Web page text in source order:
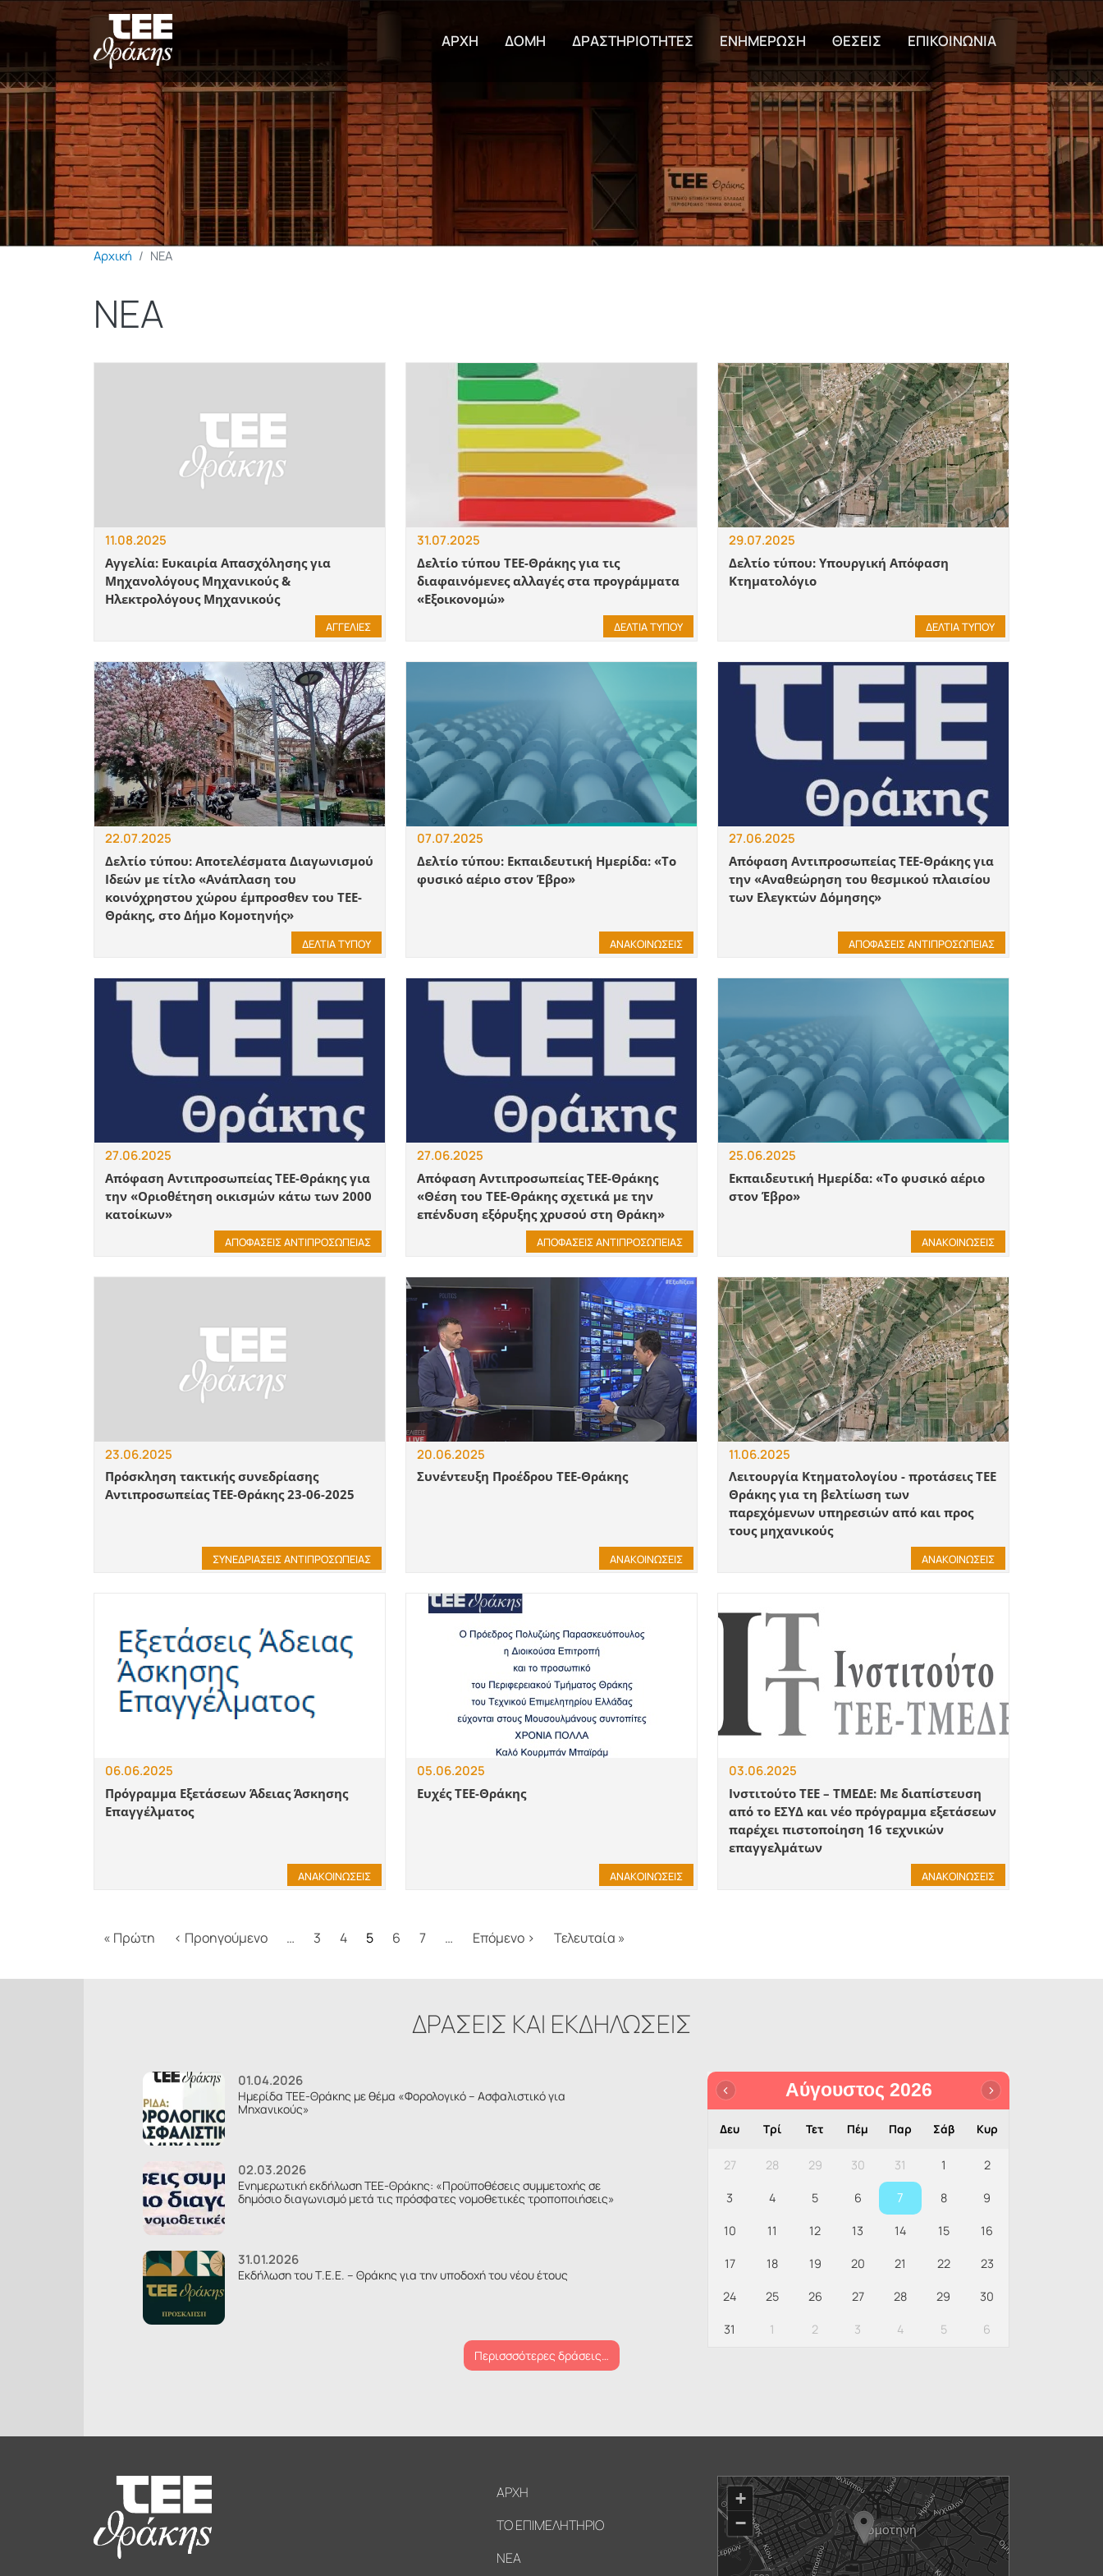
Παράκαμψη προς το κυρίως περιεχόμενο
ΑΡΧΗ ΔΟΜΗ ΔΡΑΣΤΗΡΙΟΤΗΤΕΣ ΕΝΗΜΕΡΩΣΗ ΘΕΣΕΙΣ ΕΠΙΚΟΙΝΩΝΙΑ
Αρχική ΝΕΑ
ΝΕΑ
11.08.2025
Αγγελία: Ευκαιρία Απασχόλησης για
Μηχανολόγους Μηχανικούς &
Ηλεκτρολόγους Μηχανικούς
ΑΓΓΕΛΙΕΣ
31.07.2025
Δελτίο τύπου ΤΕΕ-Θράκης για τις
διαφαινόμενες αλλαγές στα προγράμματα
«Εξοικονομώ»
ΔΕΛΤΙΑ ΤΥΠΟΥ
29.07.2025
Δελτίο τύπου: Υπουργική Απόφαση
Κτηματολόγιο
ΔΕΛΤΙΑ ΤΥΠΟΥ
22.07.2025
Δελτίο τύπου: Αποτελέσματα Διαγωνισμού
Ιδεών με τίτλο «Ανάπλαση του
κοινόχρηστου χώρου έμπροσθεν του ΤΕΕ-
Θράκης, στο Δήμο Κομοτηνής»
ΔΕΛΤΙΑ ΤΥΠΟΥ
07.07.2025
Δελτίο τύπου: Εκπαιδευτική Ημερίδα: «Το
φυσικό αέριο στον Έβρο»
ΑΝΑΚΟΙΝΩΣΕΙΣ
27.06.2025
Απόφαση Αντιπροσωπείας ΤΕΕ-Θράκης για
την «Αναθεώρηση του θεσμικού πλαισίου
των Ελεγκτών Δόμησης»
ΑΠΟΦΑΣΕΙΣ ΑΝΤΙΠΡΟΣΩΠΕΙΑΣ
27.06.2025
Απόφαση Αντιπροσωπείας ΤΕΕ-Θράκης για
την «Οριοθέτηση οικισμών κάτω των 2000
κατοίκων»
ΑΠΟΦΑΣΕΙΣ ΑΝΤΙΠΡΟΣΩΠΕΙΑΣ
27.06.2025
Απόφαση Αντιπροσωπείας ΤΕΕ-Θράκης
«Θέση του ΤΕΕ-Θράκης σχετικά με την
επένδυση εξόρυξης χρυσού στη Θράκη»
ΑΠΟΦΑΣΕΙΣ ΑΝΤΙΠΡΟΣΩΠΕΙΑΣ
25.06.2025
Εκπαιδευτική Ημερίδα: «Το φυσικό αέριο
στον Έβρο»
ΑΝΑΚΟΙΝΩΣΕΙΣ
23.06.2025
Πρόσκληση τακτικής συνεδρίασης
Αντιπροσωπείας ΤΕΕ-Θράκης 23-06-2025
ΣΥΝΕΔΡΙΑΣΕΙΣ ΑΝΤΙΠΡΟΣΩΠΕΙΑΣ
20.06.2025
Συνέντευξη Προέδρου ΤΕΕ-Θράκης
ΑΝΑΚΟΙΝΩΣΕΙΣ
11.06.2025
Λειτουργία Κτηματολογίου - προτάσεις ΤΕΕ
Θράκης για τη βελτίωση των
παρεχόμενων υπηρεσιών από και προς
τους μηχανικούς
ΑΝΑΚΟΙΝΩΣΕΙΣ
06.06.2025
Πρόγραμμα Εξετάσεων Άδειας Άσκησης
Επαγγέλματος
ΑΝΑΚΟΙΝΩΣΕΙΣ
05.06.2025
Ευχές ΤΕΕ-Θράκης
ΑΝΑΚΟΙΝΩΣΕΙΣ
03.06.2025
Ινστιτούτο ΤΕΕ – ΤΜΕΔΕ: Με διαπίστευση
από το ΕΣΥΔ και νέο πρόγραμμα εξετάσεων
παρέχει πιστοποίηση 16 τεχνικών
επαγγελμάτων
ΑΝΑΚΟΙΝΩΣΕΙΣ
Σελιδοποίηση
« Πρώτη First page
‹ ΠροηγούμενοΠροηγούμενη σελίδα
… 3 4 5 6 7 … Επόμενο › Next page
Τελευταία »
ΔΡΑΣΕΙΣ ΚΑΙ ΕΚΔΗΛΩΣΕΙΣ
01.04.2026
Ημερίδα ΤΕΕ-Θράκης με θέμα «Φορολογικό – Ασφαλιστικό για
Μηχανικούς»
02.03.2026
Ενημερωτική εκδήλωση ΤΕΕ-Θράκης: «Προϋποθέσεις συμμετοχής σε
δημόσιο διαγωνισμό μετά τις πρόσφατες νομοθετικές τροποποιήσεις»
31.01.2026
Εκδήλωση του Τ.Ε.Ε. – Θράκης για την υποδοχή του νέου έτους
Περισσσότερες δράσεις…
Αύγουστος 2026
Δευ Τρί Τετ Πέμ Παρ Σάβ Κυρ
27 28 29 30 31 1 2
3 4 5 6 7 8 9
10 11 12 13 14 15 16
17 18 19 20 21 22 23
24 25 26 27 28 29 30
31 1 2 3 4 5 6
Υποσέλιδο
ΑΡΧΗ
ΤΟ ΕΠΙΜΕΛΗΤΗΡΙΟ
ΝΕΑ
+
−